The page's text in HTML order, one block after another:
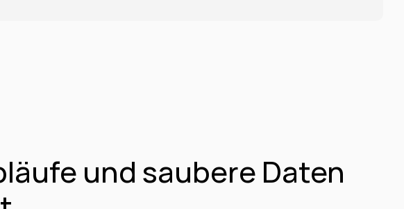
und saubere Daten